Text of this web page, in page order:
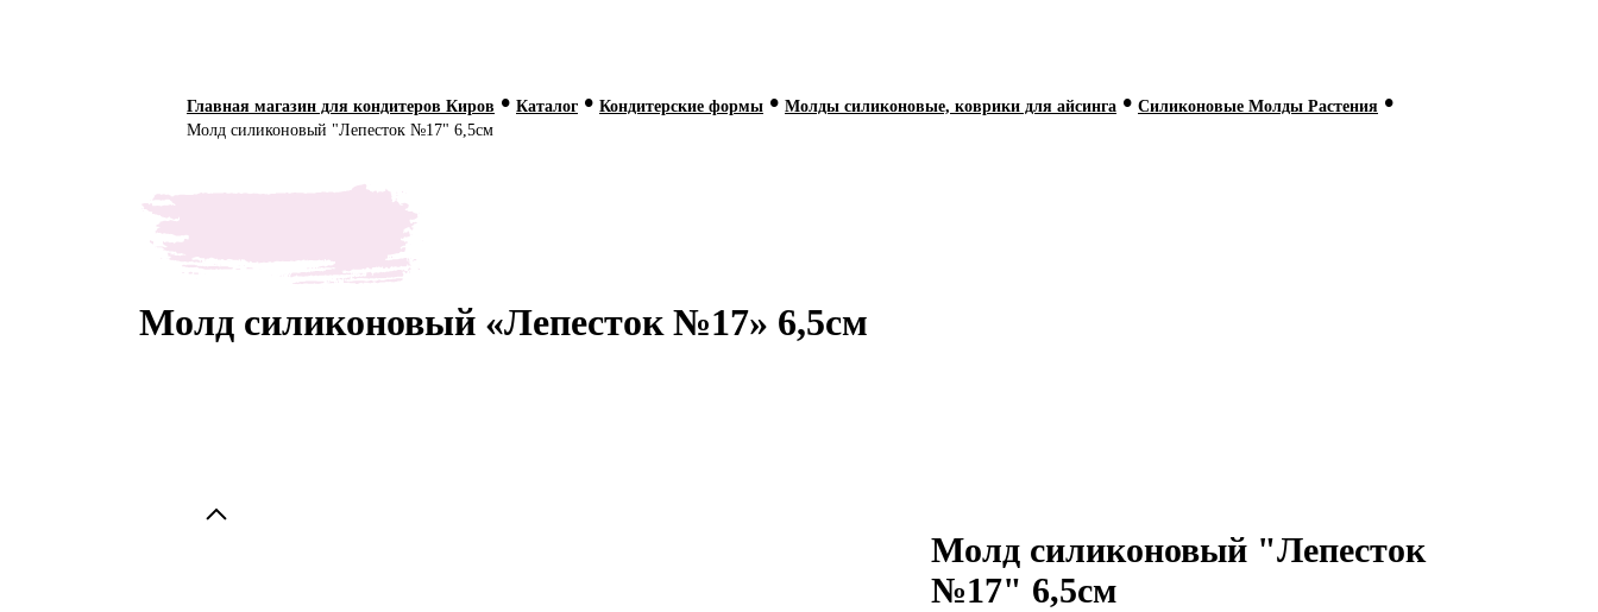
Главная магазин для кондитеров Киров • Каталог • Кондитерские формы • Молды силиконовые, коврики для айсинга • Силиконовые Молды Растения •
Молд силиконовый "Лепесток №17" 6,5см
Молд силиконовый «Лепесток №17» 6,5см
Молд силиконовый "Лепесток
№17" 6,5см